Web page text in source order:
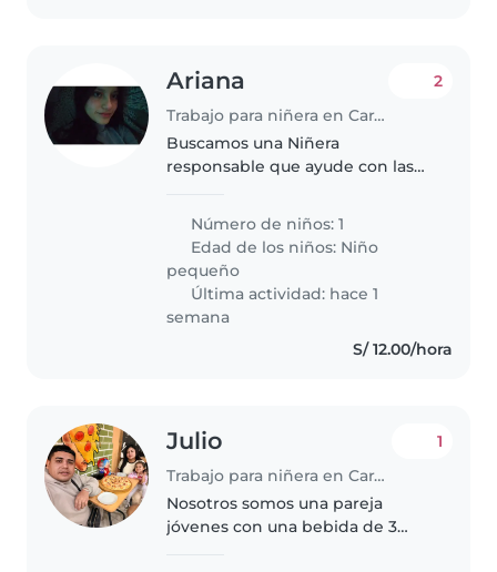
Ariana
Trabajo para niñera en Carabayllo
2
Buscamos una Niñera
responsable que ayude con las
nuestro pequeño lleno de
energía y curiosidad. ¿Te gustaría
coordinar una cita para
conocernos?
Número de niños: 1
Edad de los niños: Niño
pequeño
Última actividad: hace 1
semana
S/ 12.00/hora
Julio
Trabajo para niñera en Carabayllo
1
Nosotros somos una pareja
jóvenes con una bebida de 3